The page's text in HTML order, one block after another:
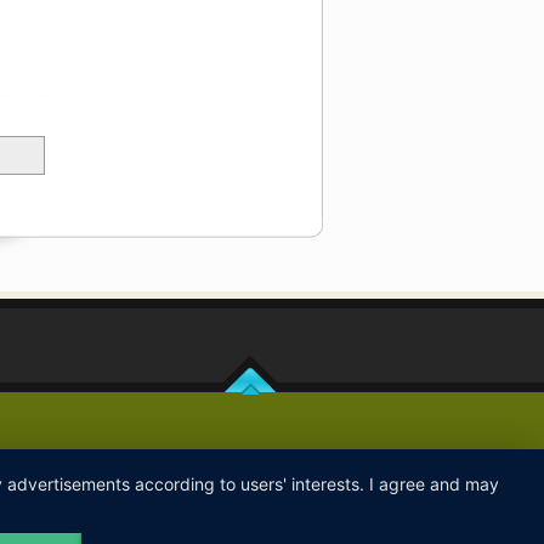
according to users' interests. I agree and may